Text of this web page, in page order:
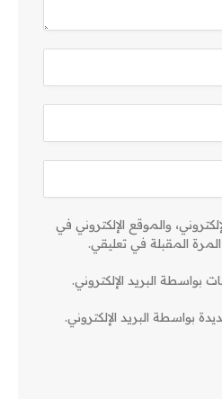
والموقع الإلكتروني في
المقبلة في تعليقي.
بواسطة البريد الإلكتروني.
بواسطة البريد الإلكتروني.